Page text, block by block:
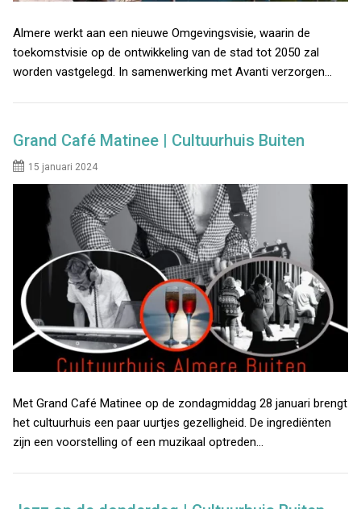
Almere werkt aan een nieuwe Omgevingsvisie, waarin de
toekomstvisie op de ontwikkeling van de stad tot 2050 zal
worden vastgelegd. In samenwerking met Avanti verzorgen…
Grand Café Matinee | Cultuurhuis Buiten
15 januari 2024
Met Grand Café Matinee op de zondagmiddag 28 januari brengt
het cultuurhuis een paar uurtjes gezelligheid. De ingrediënten
zijn een voorstelling of een muzikaal optreden…